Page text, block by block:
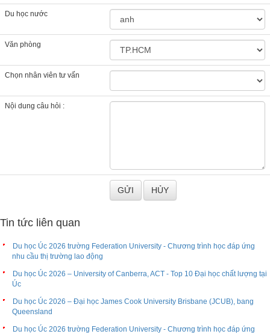
Du học nước
Văn phòng
Chọn nhân viên tư vấn
Nội dung câu hỏi :
Tin tức liên quan
Du học Úc 2026 trường Federation University - Chương trình học đáp ứng
nhu cầu thị trường lao động
Du học Úc 2026 – University of Canberra, ACT - Top 10 Đại học chất lượng tại
Úc
Du học Úc 2026 – Đại học James Cook University Brisbane (JCUB), bang
Queensland
Du học Úc 2026 trường Federation University - Chương trình học đáp ứng